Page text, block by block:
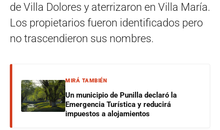
de Villa Dolores y aterrizaron en Villa María.
Los propietarios fueron identificados pero
no trascendieron sus nombres.
MIRÁ TAMBIÉN
Un municipio de Punilla declaró la
Emergencia Turística y reducirá
impuestos a alojamientos